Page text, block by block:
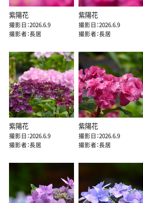
紫陽花
撮影日：2026.6.9
撮影者：長居
紫陽花
撮影日：2026.6.9
撮影者：長居
紫陽花
撮影日：2026.6.9
撮影者：長居
紫陽花
撮影日：2026.6.9
撮影者：長居